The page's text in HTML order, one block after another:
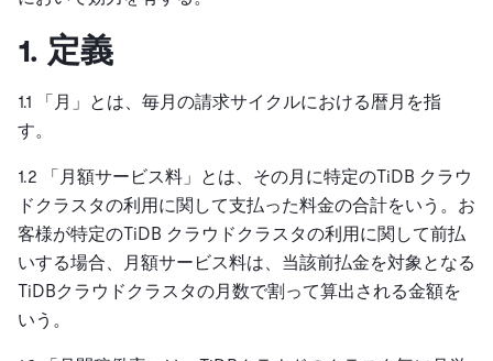
会社概要
ニュース
1. 定義
1.1 「 月 」とは、毎月の請求サイクルにおける暦月を指
す。
1.2 「 月額サービス料 」とは、その月に特定のTiDB クラウ
ドクラスタの利用に関して支払った料金の合計をいう。お
客様が特定のTiDB クラウドクラスタの利用に関して前払
いする場合、月額サービス料は、当該前払金を対象となる
TiDBクラウドクラスタの月数で割って算出される金額を
いう。